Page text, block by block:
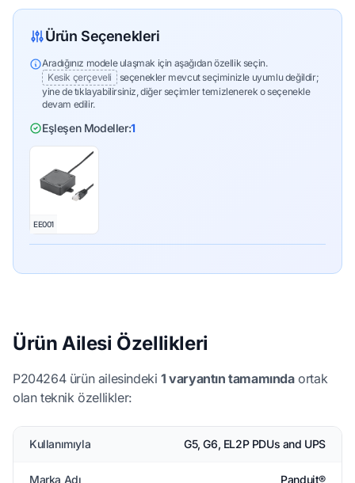
Ürün Seçenekleri
Aradığınız modele ulaşmak için aşağıdan özellik seçin.
Kesik çerçeveli
seçenekler mevcut seçiminizle uyumlu değildir;
yine de tıklayabilirsiniz, diğer seçimler temizlenerek o seçenekle
devam edilir.
Eşleşen Modeller:1
EE001
Ürün Ailesi Özellikleri
P204264 ürün ailesindeki 1 varyantın tamamındaortak
olan teknik özellikler:
Kullanımıyla G5, G6, EL2P PDUs and UPS
Marka Adı Panduit®